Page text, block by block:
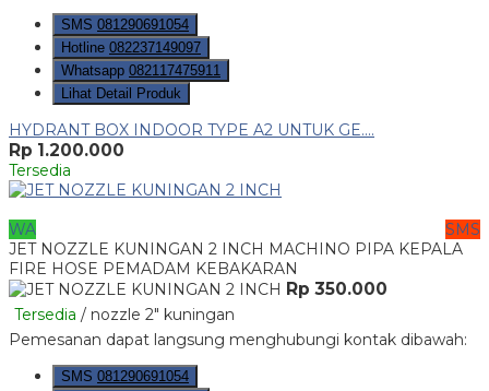
SMS 081290691054
Hotline 082237149097
Whatsapp 082117475911
Lihat Detail Produk
HYDRANT BOX INDOOR TYPE A2 UNTUK GE....
Rp 1.200.000
Tersedia
WA
SMS
JET NOZZLE KUNINGAN 2 INCH MACHINO PIPA KEPALA
FIRE HOSE PEMADAM KEBAKARAN
Rp 350.000
Tersedia / nozzle 2" kuningan
Pemesanan dapat langsung menghubungi kontak dibawah:
SMS 081290691054